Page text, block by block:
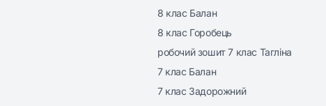
8 клас Балан
8 клас Горобець
робочий зошит 7 клас Тагліна
7 клас Балан
7 клас Задорожний